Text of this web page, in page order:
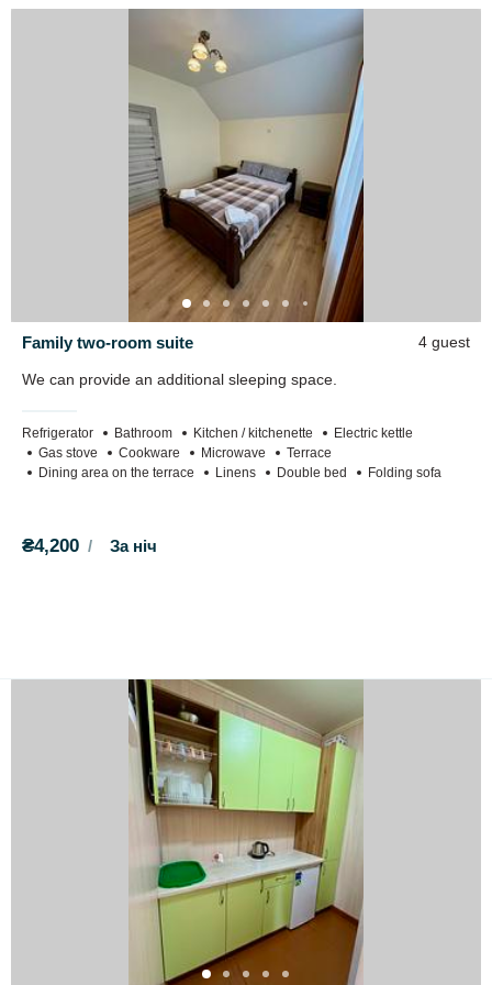
disc frying pan,
bean bag chairs,
mini football goals,
At your service for an additional fee:
meals.
Family two-room suite 4 guest
We can provide an additional sleeping space.
Refrigerator Bathroom Kitchen / kitchenette
Electric kettle
Gas stove
Cookware Microwave
Terrace
Dining area on the terrace
Linens Double bed Folding sofa
₴4,200 За ніч